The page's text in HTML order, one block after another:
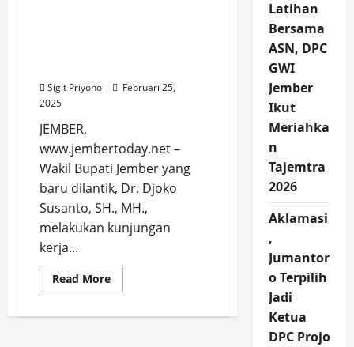
Timur
Sigit Priyono
Februari 25,
2025
JEMBER,
www.jembertoday.net –
Wakil Bupati Jember yang
baru dilantik, Dr. Djoko
Susanto, SH., MH.,
melakukan kunjungan
kerja...
Read MoreRead
more
Jember,
Latihan
Bersama
ASN, DPC
GWI
Jember
Ikut
Meriahka
n
Tajemtra
2026
Aklamasi
,
Jumantor
o Terpilih
Jadi
Ketua
DPC Projo